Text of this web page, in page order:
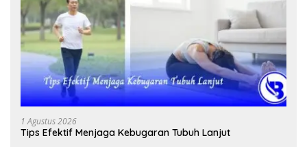
1 Agustus 2026
Tips Efektif Menjaga Kebugaran Tubuh Lanjut